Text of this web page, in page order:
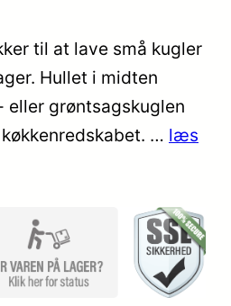
til at lave små kugler
Hullet i midten
grøntsagskuglen
… læs